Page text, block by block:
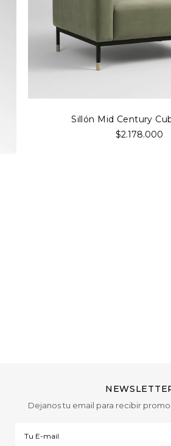
Sillón Mid Century
$2.178.000
Dejanos tu email para recibir